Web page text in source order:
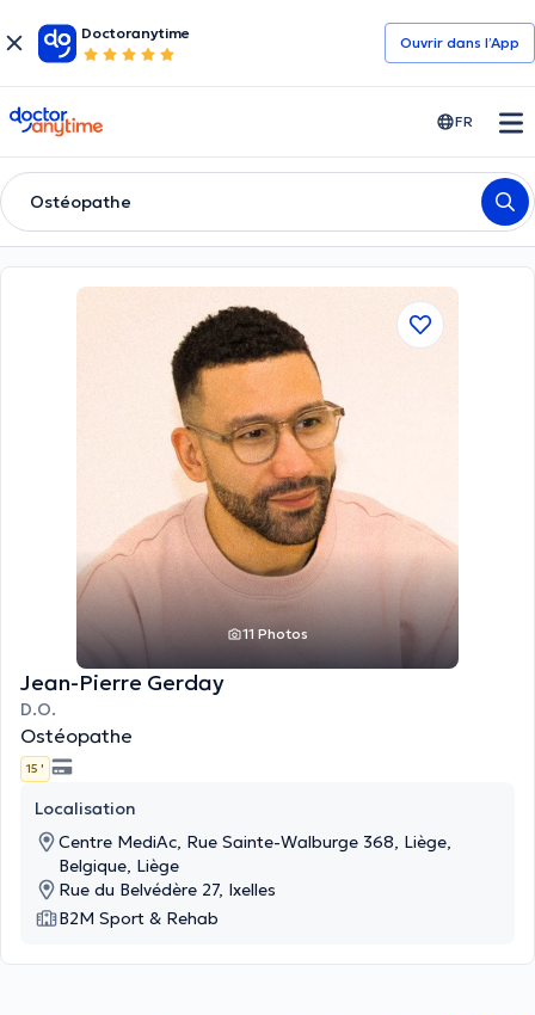
Doctoranytime
Ouvrir dans l’App
doctoranytime FR
Ostéopathe
11 Photos
Jean-Pierre Gerday
D.O.
Ostéopathe
15 '
Localisation
Centre MediAc, Rue Sainte-Walburge 368, Liège,
Belgique, Liège
Rue du Belvédère 27, Ixelles
B2M Sport & Rehab